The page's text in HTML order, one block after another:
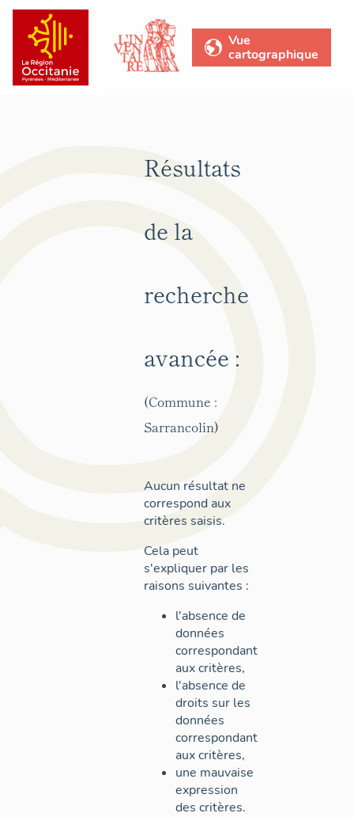
Vue
cartographique
Résultats
de la
recherche
avancée :
(Commune :
Sarrancolin)
Aucun résultat ne
correspond aux
critères saisis.
Cela peut
s'expliquer par les
raisons suivantes :
l'absence de
données
correspondant
aux critères,
l'absence de
droits sur les
données
correspondant
aux critères,
une mauvaise
expression
des critères.